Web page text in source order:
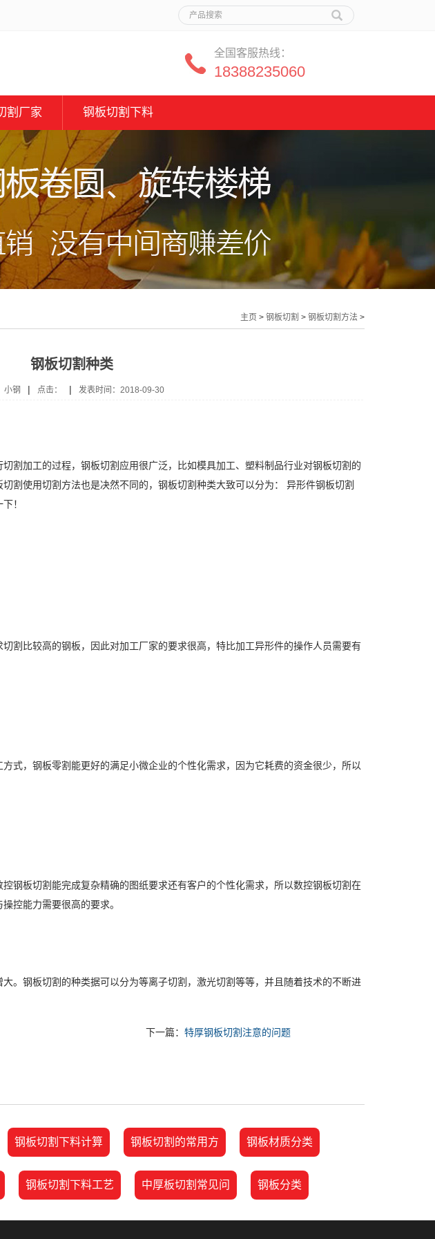
全国客服热线：
18388235060
割厂家 钢板切割下料
主页 > 钢板切割 > 钢板切割方法 >
钢板切割种类
小钢 | 点击： | 发表时间：2018-09-30
加工的过程，钢板切割应用很广泛，比如模具加工、塑料制品行业对钢板切割的
割使用切割方法也是决然不同的，钢板切割种类大致可以分为： 异形件钢板切割
！
比较高的钢板，因此对加工厂家的要求很高，特比加工异形件的操作人员需要有
，钢板零割能更好的满足小微企业的个性化需求，因为它耗费的资金很少，所以
板切割能完成复杂精确的图纸要求还有客户的个性化需求，所以数控钢板切割在
控能力需要很高的要求。
钢板切割的种类据可以分为等离子切割，激光切割等等，并且随着技术的不断进
下一篇：特厚钢板切割注意的问题
钢板切割下料计算 钢板切割的常用方 钢板材质分类
钢板切割下料工艺 中厚板切割常见问 钢板分类